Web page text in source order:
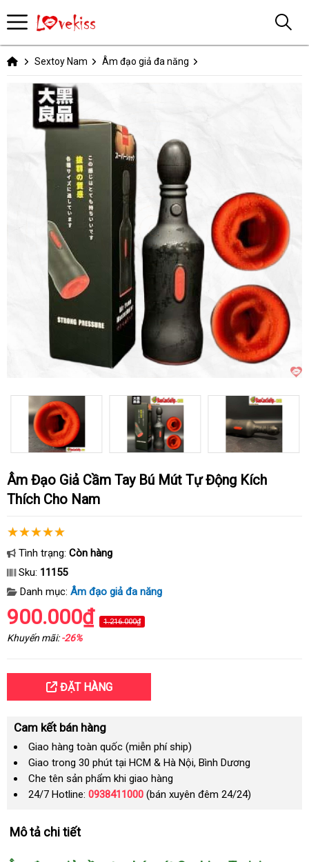
Sextoy Nam Âm đạo giả đa năng
Âm Đạo Giả Cầm Tay Bú Mút Tự Động Kích
Thích Cho Nam
Tình trạng: Còn hàng
Sku: 11155
Danh mục: Âm đạo giả đa năng
900.000₫ 1.216.000₫
Khuyến mãi:-26%
ĐẶT HÀNG
Cam kết bán hàng
Giao hàng toàn quốc (miễn phí ship)
Giao trong 30 phút tại HCM & Hà Nội, Bình Dương
Che tên sản phẩm khi giao hàng
24/7 Hotline: 0938411000 (bán xuyên đêm 24/24)
Mô tả chi tiết